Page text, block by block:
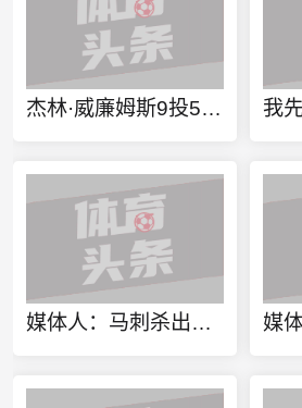
杰林·威廉姆斯9投5中得到11分10板4助 正负值+10全队最高
媒体人：马刺杀出西部的意外程度 超过尼克斯杀出东部